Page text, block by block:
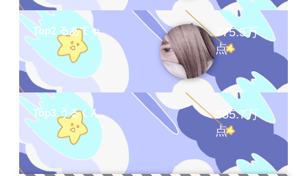
Top2 るあてゃ
775.5万
点
Top3 うるくん。
355.7万
点